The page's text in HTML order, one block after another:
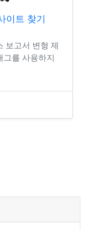
이트 찾기
보고서 변형 제
그를 사용하지